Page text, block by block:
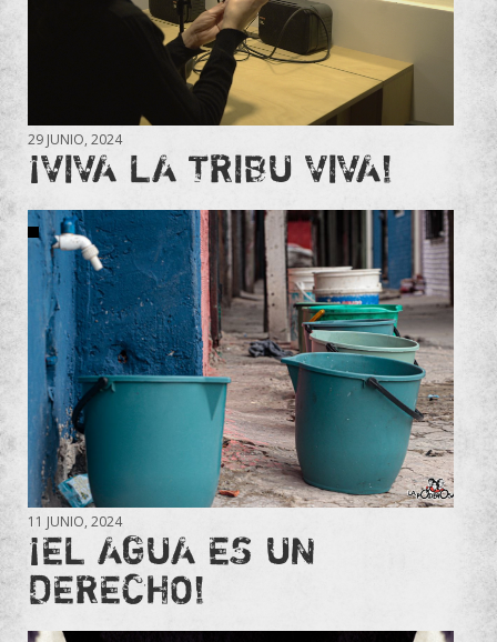
29 JUNIO, 2024
¡VIVA LA TRIBU VIVA!
11 JUNIO, 2024
¡EL AGUA ES UN
DERECHO!